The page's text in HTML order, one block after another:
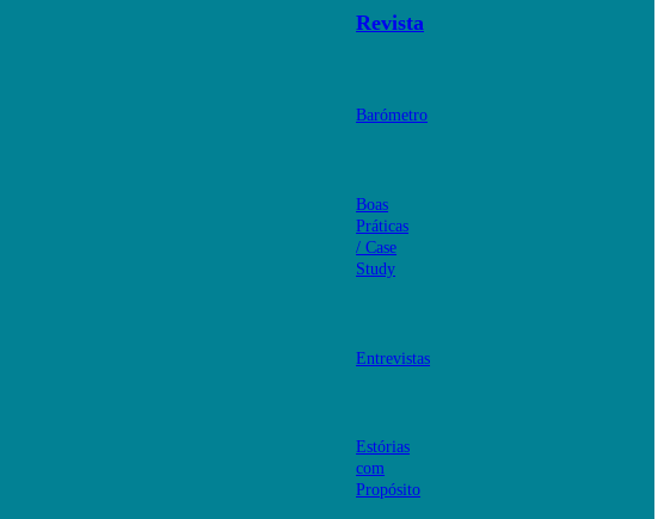
Revista
Barómetro
Boas
Práticas
/ Case
Study
Entrevistas
Estórias
com
Propósito